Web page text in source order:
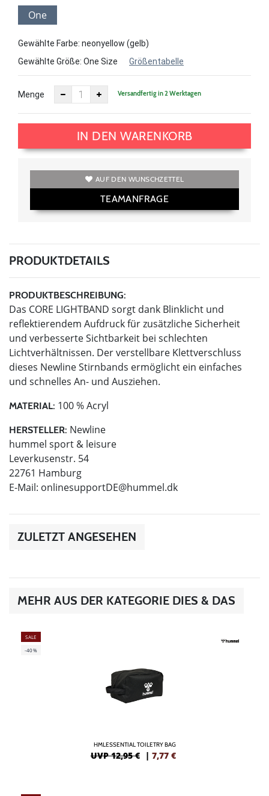
One
Gewählte Farbe: neonyellow (gelb)
Gewählte Größe: One Size Größentabelle
Menge Versandfertig in 2 Werktagen
IN DEN WARENKORB
AUF DEN WUNSCHZETTEL
TEAMANFRAGE
PRODUKTDETAILS
PRODUKTBESCHREIBUNG:
Das CORE LIGHTBAND sorgt dank Blinklicht und
reflektierendem Aufdruck für zusätzliche Sicherheit
und verbesserte Sichtbarkeit bei schlechten
Lichtverhältnissen. Der verstellbare Klettverschluss
dieses Newline Stirnbands ermöglicht ein einfaches
und schnelles An- und Ausziehen.
MATERIAL: 100 % Acryl
HERSTELLER: Newline
hummel sport & leisure
Leverkusenstr. 54
22761 Hamburg
E-Mail: onlinesupportDE@hummel.dk
ZULETZT ANGESEHEN
MEHR AUS DER KATEGORIE DIES & DAS
SALE
-40%
HMLESSENTIAL TOILETRY BAG
UVP 12,95 € | 7,77 €